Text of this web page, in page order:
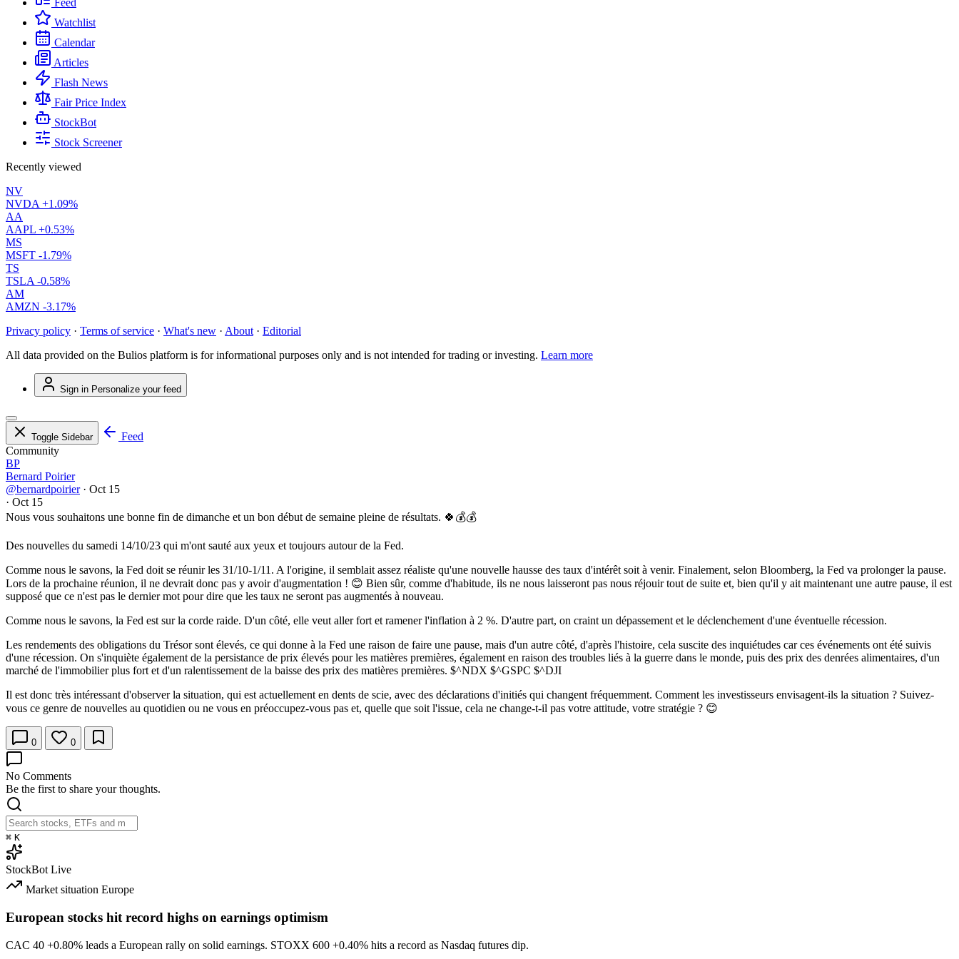
Feed
Watchlist
Calendar
Articles
Flash News
Fair Price Index
StockBot
Stock Screener
Recently viewed
NV
NVDA +1.09%
AA
AAPL +0.53%
MS
MSFT -1.79%
TS
TSLA -0.58%
AM
AMZN -3.17%
Privacy policy · Terms of service · What's new · About · Editorial
All data provided on the Bulios platform is for informational purposes only and is not intended for trading or investing. Learn more
Sign in Personalize your feed
Toggle Sidebar
Feed
Community
BP
Bernard Poirier
@bernardpoirier · Oct 15
· Oct 15
Nous vous souhaitons une bonne fin de dimanche et un bon début de semaine pleine de résultats. 🍀💰💰
Des nouvelles du samedi 14/10/23 qui m'ont sauté aux yeux et toujours autour de la Fed.
Comme nous le savons, la Fed doit se réunir les 31/10-1/11. A l'origine, il semblait assez réaliste qu'une nouvelle hausse des taux d'intérêt soit à venir. Finalement, selon Bloomberg, la Fed va prolonger la pause.
Lors de la prochaine réunion, il ne devrait donc pas y avoir d'augmentation ! 😊 Bien sûr, comme d'habitude, ils ne nous laisseront pas nous réjouir tout de suite et, bien qu'il y ait maintenant une autre pause, il est
supposé que ce n'est pas le dernier mot pour dire que les taux ne seront pas augmentés à nouveau.
Comme nous le savons, la Fed est sur la corde raide. D'un côté, elle veut aller fort et ramener l'inflation à 2 %. D'autre part, on craint un dépassement et le déclenchement d'une éventuelle récession.
Les rendements des obligations du Trésor sont élevés, ce qui donne à la Fed une raison de faire une pause, mais d'un autre côté, d'après l'histoire, cela suscite des inquiétudes car ces événements ont été suivis
d'une récession. On s'inquiète également de la persistance de prix élevés pour les matières premières, également en raison des troubles liés à la guerre dans le monde, puis des prix des denrées alimentaires, d'un
marché de l'immobilier plus fort et d'un ralentissement de la baisse des prix des matières premières. $^NDX $^GSPC $^DJI
Il est donc très intéressant d'observer la situation, qui est actuellement en dents de scie, avec des déclarations d'initiés qui changent fréquemment. Comment les investisseurs envisagent-ils la situation ? Suivez-
vous ce genre de nouvelles au quotidien ou ne vous en préoccupez-vous pas et, quelle que soit l'issue, cela ne change-t-il pas votre attitude, votre stratégie ? 😊
0 0
No Comments
Be the first to share your thoughts.
⌘ K
StockBot Live
Market situation Europe
European stocks hit record highs on earnings optimism
CAC 40 +0.80% leads a European rally on solid earnings. STOXX 600 +0.40% hits a record as Nasdaq futures dip.